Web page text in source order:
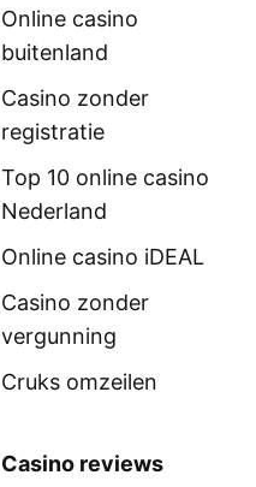
Online casino
buitenland
Casino zonder
registratie
Top 10 online casino
Nederland
Online casino iDEAL
Casino zonder
vergunning
Cruks omzeilen
Casino reviews